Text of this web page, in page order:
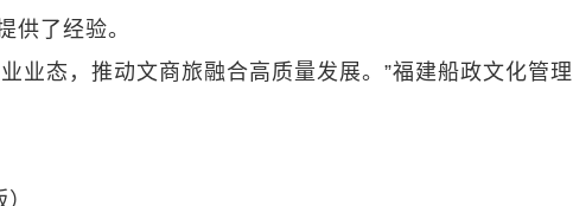
供了经验。
业态，推动文商旅融合高质量发展。”福建船政文化管理